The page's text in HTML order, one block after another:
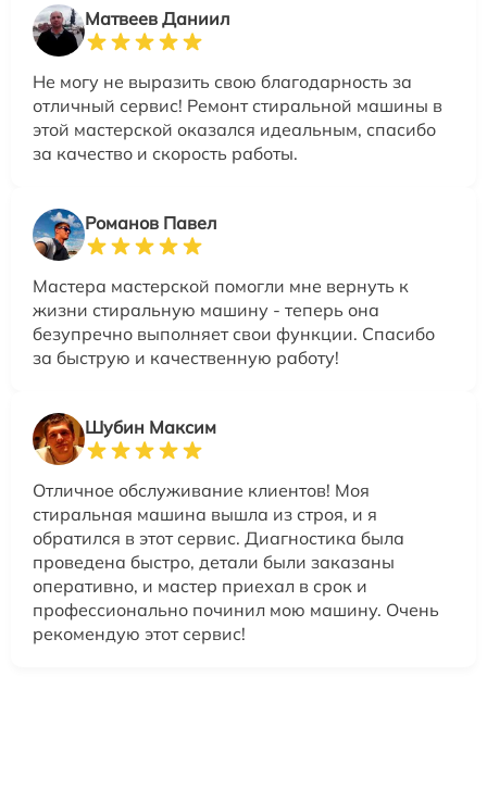
Матвеев Даниил
Не могу не выразить свою благодарность за
отличный сервис! Ремонт стиральной машины в
этой мастерской оказался идеальным, спасибо
за качество и скорость работы.
Романов Павел
Мастера мастерской помогли мне вернуть к
жизни стиральную машину - теперь она
безупречно выполняет свои функции. Спасибо
за быструю и качественную работу!
Шубин Максим
Отличное обслуживание клиентов! Моя
стиральная машина вышла из строя, и я
обратился в этот сервис. Диагностика была
проведена быстро, детали были заказаны
оперативно, и мастер приехал в срок и
профессионально починил мою машину. Очень
рекомендую этот сервис!